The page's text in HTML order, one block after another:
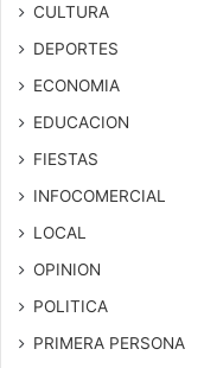
CULTURA
DEPORTES
ECONOMIA
EDUCACION
FIESTAS
INFOCOMERCIAL
LOCAL
OPINION
POLITICA
PRIMERA PERSONA